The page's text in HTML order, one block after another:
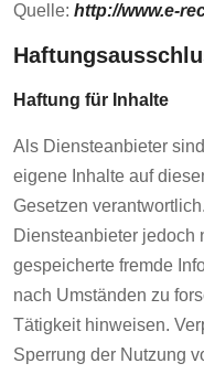
Quelle: http://www.e-
Haftung für Inhalte
Als Diensteanbieter
eigene Inhalte auf
Gesetzen
Diensteanbieter jedoch
gespeicherte fremde
nach Umständen zu
Tätigkeit hinweisen.
Sperrung der Nutzung